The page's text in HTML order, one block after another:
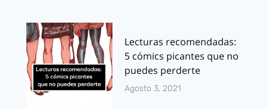
Lecturas recomendadas:
5 cómics picantes que no
puedes perderte
Agosto 3, 2021